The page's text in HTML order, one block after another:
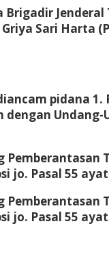
Sari Harta
pidana 1.
jo. Pasal 55 ayat
Pasal 55 ayat